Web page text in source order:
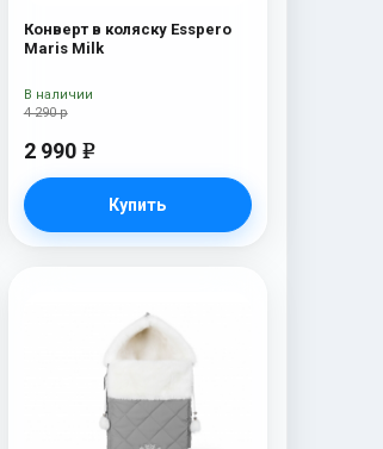
Конверт в коляску Esspero
Maris Milk
4 290 р
2 990 e
Купить
В наличии